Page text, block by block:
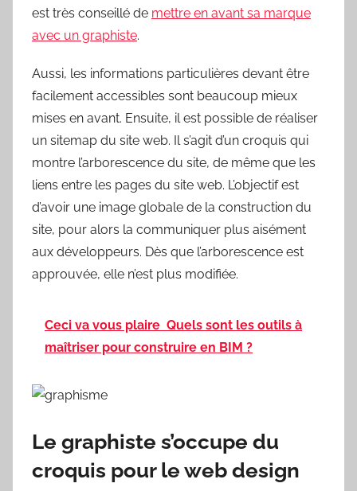
est très conseillé de mettre en avant sa marque
avec un graphiste.
Aussi, les informations particulières devant être
facilement accessibles sont beaucoup mieux
mises en avant. Ensuite, il est possible de réaliser
un sitemap du site web. Il s’agit d’un croquis qui
montre l’arborescence du site, de même que les
liens entre les pages du site web. L’objectif est
d’avoir une image globale de la construction du
site, pour alors la communiquer plus aisément
aux développeurs. Dès que l’arborescence est
approuvée, elle n’est plus modifiée.
Ceci va vous plaire Quels sont les outils à
maîtriser pour construire en BIM ?
Le graphiste s’occupe du
croquis pour le web design